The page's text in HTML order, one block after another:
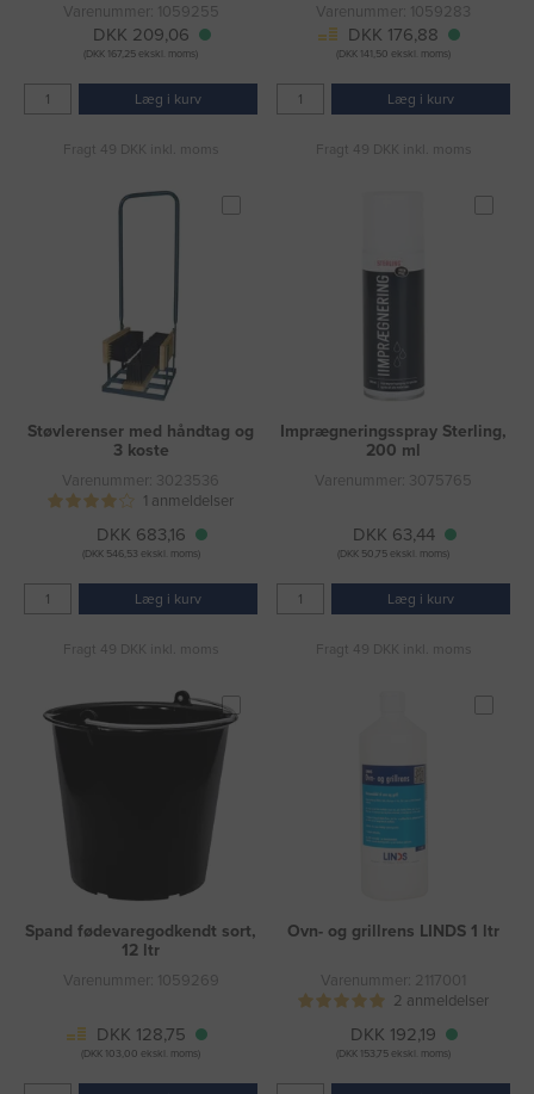
Varenummer: 1059255
DKK 209,06
(DKK 167,25 ekskl. moms)
Læg i kurv
Fragt 49 DKK inkl. moms
Varenummer: 1059283
DKK 176,88
(DKK 141,50 ekskl. moms)
Læg i kurv
Fragt 49 DKK inkl. moms
Støvlerenser med håndtag og
3 koste
Varenummer: 3023536
1 anmeldelser
DKK 683,16
(DKK 546,53 ekskl. moms)
Læg i kurv
Fragt 49 DKK inkl. moms
Imprægneringsspray Sterling,
200 ml
Varenummer: 3075765
DKK 63,44
(DKK 50,75 ekskl. moms)
Læg i kurv
Fragt 49 DKK inkl. moms
Spand fødevaregodkendt sort,
12 ltr
Varenummer: 1059269
DKK 128,75
(DKK 103,00 ekskl. moms)
Ovn- og grillrens LINDS 1 ltr
Varenummer: 2117001
2 anmeldelser
DKK 192,19
(DKK 153,75 ekskl. moms)